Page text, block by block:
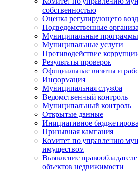
собственностью
Оценка регулирующего
Подведомственные
Муниципальные программы
Муниципальные услуги
Противодействие
Результаты проверок
Официальные визиты и
Информация
Муниципальная служба
Ведомственный контроль
Муниципальный контроль
Открытые данные
Инициативное
Призывная кампания
Комитет по управлению
имуществом
Выявление
объектов недвижимости